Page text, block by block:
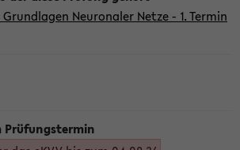
Neuronaler Netze - 1. Termin